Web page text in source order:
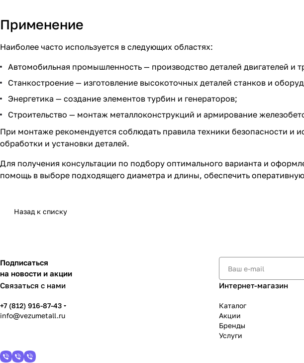
Применение
Наиболее часто используется в следующих областях:
Автомобильная промышленность — производство деталей двигателей и
Станкостроение — изготовление высокоточных деталей станков и
Энергетика — создание элементов турбин и генераторов;
Строительство — монтаж металлоконструкций и армирование
При монтаже рекомендуется соблюдать правила техники безопасности и
обработки и установки деталей.
Для получения консультации по подбору оптимального варианта и
помощь в выборе подходящего диаметра и длины, обеспечить
Назад к списку
Подписаться
на новости и акции
Связаться с нами
+7 (812) 916-87-43
info@vezumetall.ru
Интернет-магазин
Каталог
Акции
Бренды
Услуги